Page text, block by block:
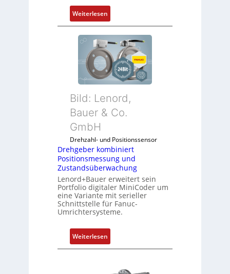
Weiterlesen:
D
r
e
h
g
e
e
m
b
i
i
e
r
t
P
o
s
Bild: Lenord,
Bauer & Co.
GmbH
Drehzahl- und Positionssensor
Drehgeber kombiniert
Positionsmessung und
Zustandsüberwachung
Lenord+Bauer erweitert sein
Portfolio digitaler MiniCoder um
eine Variante mit serieller
Schnittstelle für Fanuc-
Umrichtersysteme.
Weiterlesen:
D